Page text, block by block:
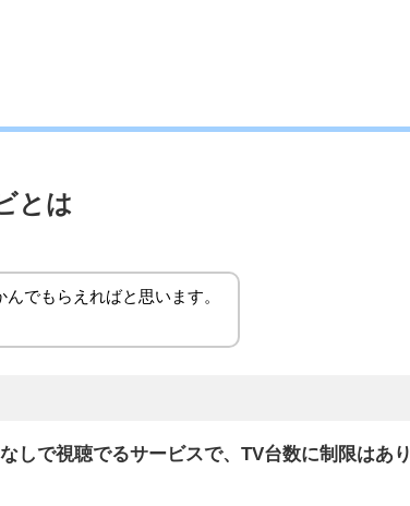
とは
でもらえればと思います。
しで視聴でるサービスで、TV台数に制限はあり